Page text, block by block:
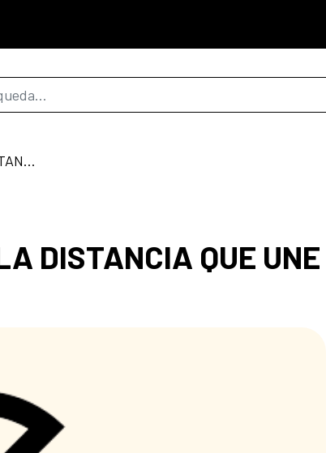
búsqueda
EXPOSICIÓN: MANOLO PAZ. LA DISTANCIA QUE UNE
DISTANCIA QUE UNE